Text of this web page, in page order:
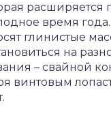
расширяется
время
глинистые
на
– свайной
винтовым